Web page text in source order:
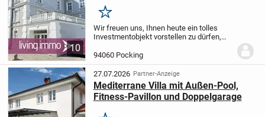
10
Merken
Wir freuen uns, Ihnen heute ein tolles
Investmentobjekt vorstellen zu dürfen,
das die Geschichte und den Charme des
Jahres 1905 mit moderner Vielseitigkeit...
94060 Pocking
27.07.2026 Partner-Anzeige
Mediterrane Villa mit Außen-Pool,
Fitness-Pavillon und Doppelgarage